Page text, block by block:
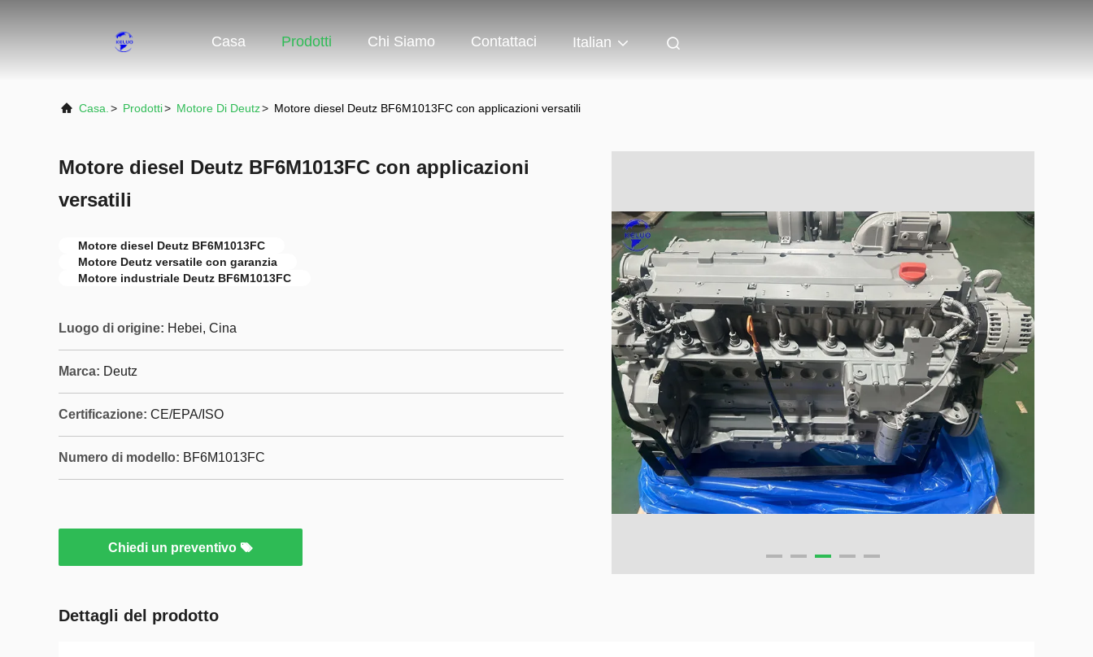
Casa Prodotti Chi Siamo Contattaci Italian
Casa. > Prodotti> Motore Di Deutz> Motore diesel Deutz BF6M1013FC con applicazioni versatili
Motore diesel Deutz BF6M1013FC con applicazioni
versatili
Motore diesel Deutz BF6M1013FC
Motore Deutz versatile con garanzia
Motore industriale Deutz BF6M1013FC
Luogo di origine: Hebei, Cina
Marca: Deutz
Certificazione: CE/EPA/ISO
Numero di modello: BF6M1013FC
Chiedi un preventivo
Dettagli del prodotto